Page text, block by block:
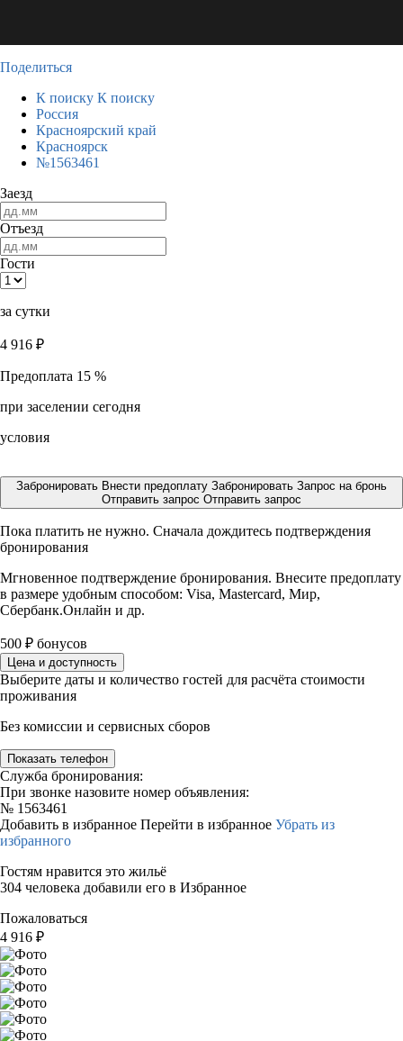
Поделиться
К поиску К поиску
Россия
Красноярский край
Красноярск
№1563461
Заезд
Отъезд
Гости
за сутки
4 916 ₽
Предоплата 15 %
при заселении сегодня
условия
Забронировать Внести предоплату Забронировать Запрос на бронь
Отправить запрос Отправить запрос
Пока платить не нужно. Сначала дождитесь подтверждения
бронирования
Мгновенное подтверждение бронирования. Внесите предоплату
в размере удобным способом: Visa, Mastercard, Мир,
Сбербанк.Онлайн и др.
500 ₽ бонусов
Цена и доступность
Выберите даты и количество гостей для расчёта стоимости
проживания
Без комиссии и сервисных сборов
Показать телефон
Служба бронирования:
При звонке назовите номер объявления:
№ 1563461
Добавить в избранное Перейти в избранное Убрать из
избранного
Гостям нравится это жильё
304 человека добавили его в Избранное
Пожаловаться
4 916 ₽